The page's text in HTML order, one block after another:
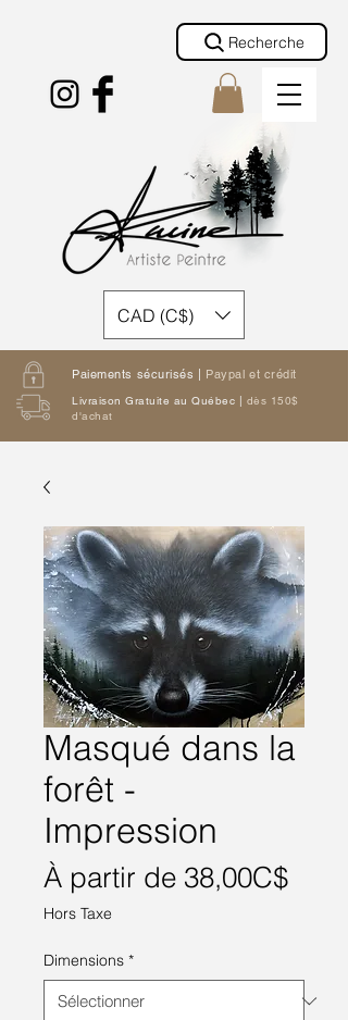
Paiements sécurisés | Paypal et crédit
Livraison Gratuite au Québec | dès 150$
d'achat
Recherche
CAD (C$)
Masqué dans la
forêt -
Impression
À partir de 38,00C$Prix
Hors Taxe
Dimensions *